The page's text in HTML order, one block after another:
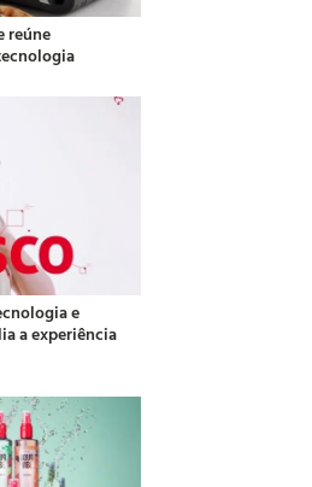
reúne
e
a experiência